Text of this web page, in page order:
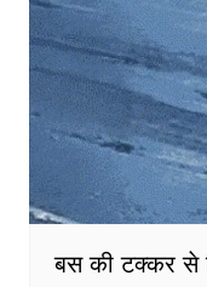
बस की टक्कर से